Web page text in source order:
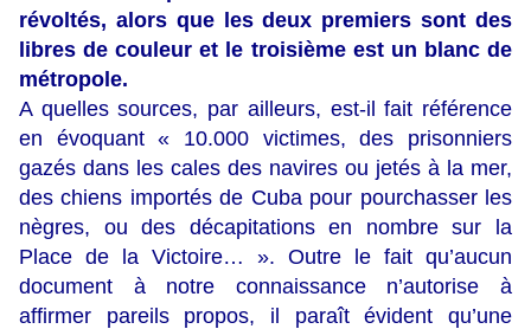
révoltés, alors que les deux premiers sont des
libres de couleur et le troisième est un blanc de
métropole.
A quelles sources, par ailleurs, est-il fait référence
en évoquant « 10.000 victimes, des prisonniers
gazés dans les cales des navires ou jetés à la mer,
des chiens importés de Cuba pour pourchasser les
nègres, ou des décapitations en nombre sur la
Place de la Victoire… ». Outre le fait qu’aucun
document à notre connaissance n’autorise à
affirmer pareils propos, il paraît évident qu’une